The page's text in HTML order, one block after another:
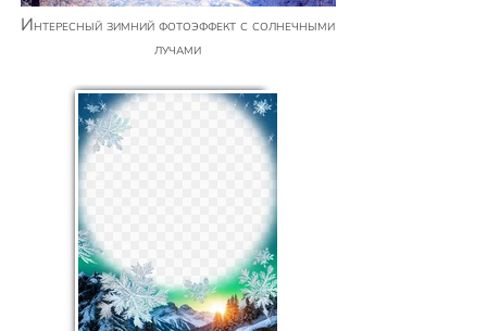
Интересный зимний фотоэффект с солнечными
лучами